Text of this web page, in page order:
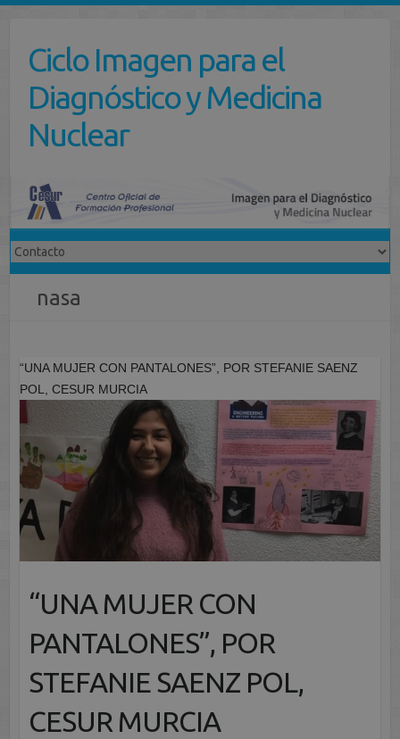
contenidoCiclo Imagen para el
Diagnóstico y Medicina
Nuclear
nasa
“UNA MUJER CON PANTALONES”, POR STEFANIE SAENZ
POL, CESUR MURCIA
“UNA MUJER CON
PANTALONES”, POR
STEFANIE SAENZ POL,
CESUR MURCIA